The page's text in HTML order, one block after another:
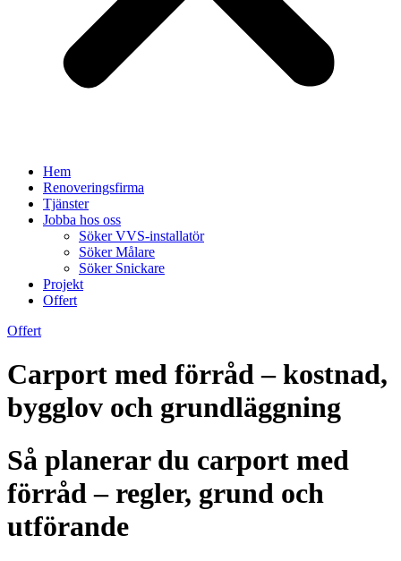
Hem
Renoveringsfirma
Tjänster
Jobba hos oss
Söker VVS-installatör
Söker Målare
Söker Snickare
Projekt
Offert
Offert
Carport med förråd – kostnad,
bygglov och grundläggning
Så planerar du carport med
förråd – regler, grund och
utförande